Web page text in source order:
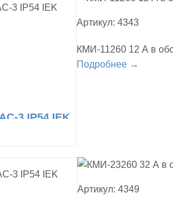
3 IP54 IEK
Артикул: 4343
КМИ-11260 12 А в
Подробнее →
Артикул: 4349